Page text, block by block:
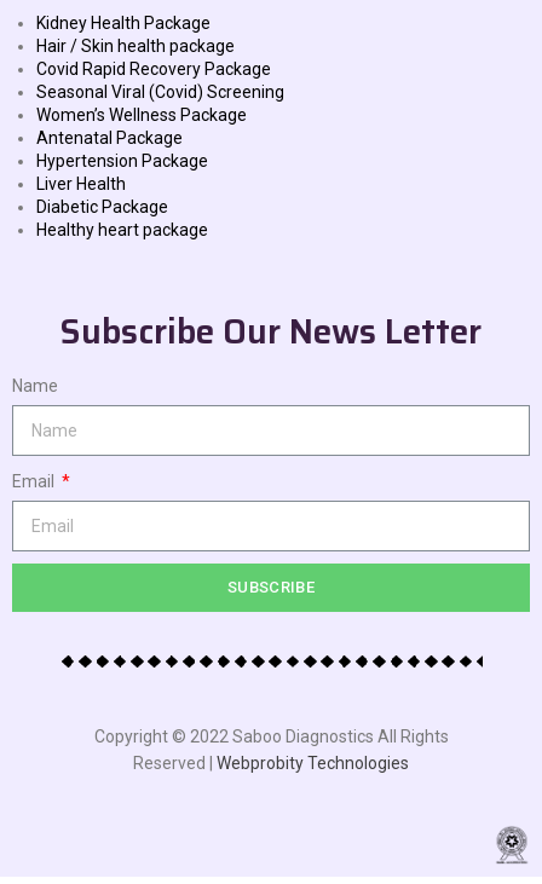
Kidney Health Package
Hair / Skin health package
Covid Rapid Recovery Package
Seasonal Viral (Covid) Screening
Women’s Wellness Package
Antenatal Package
Hypertension Package
Liver Health
Diabetic Package
Healthy heart package
Subscribe Our News Letter
Name
Email
SUBSCRIBE
Copyright © 2022 Saboo Diagnostics All Rights
Reserved | Webprobity Technologies